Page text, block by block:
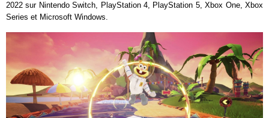
2022 sur Nintendo Switch, PlayStation 4, PlayStation 5, Xbox One, Xbox
Series et Microsoft Windows.